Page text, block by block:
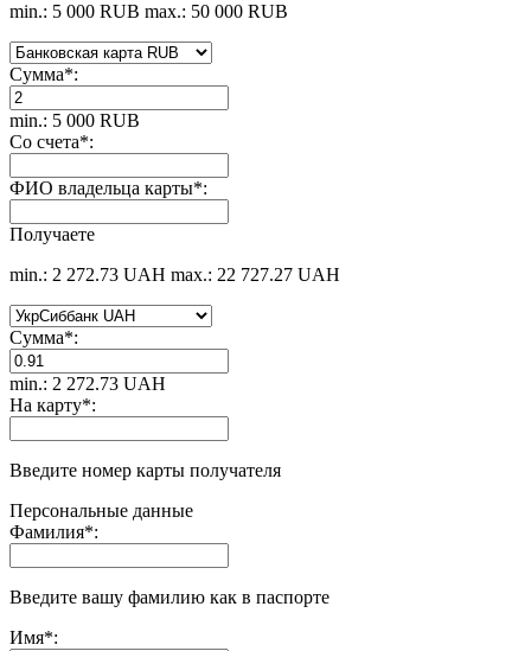
min.: 5 000 RUB max.: 50 000 RUB
Сумма*:
min.: 5 000 RUB
Со счета*:
ФИО владельца карты*:
Получаете
min.: 2 272.73 UAH max.: 22 727.27 UAH
Сумма*:
min.: 2 272.73 UAH
На карту*:
Введите номер карты получателя
Персональные данные
Фамилия*:
Введите вашу фамилию как в паспорте
Имя*: